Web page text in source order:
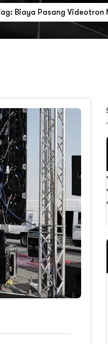
Biaya Pasang Videotron